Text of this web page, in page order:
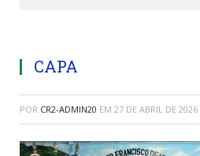
CAPA
POR CR2-ADMIN20 EM 27 DE ABRIL DE 2026